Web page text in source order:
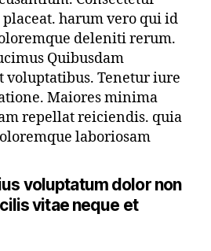
harum vero qui id
deleniti rerum.
Quibusdam
voluptatibus. Tenetur iure
Maiores minima
repellat reiciendis. quia
laboriosam
voluptatum dolor non
vitae neque et